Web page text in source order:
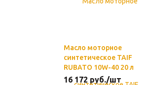
Масло моторное
синтетическое TAIF
RUBATO 10W-40 20 л
16 172 руб./шт